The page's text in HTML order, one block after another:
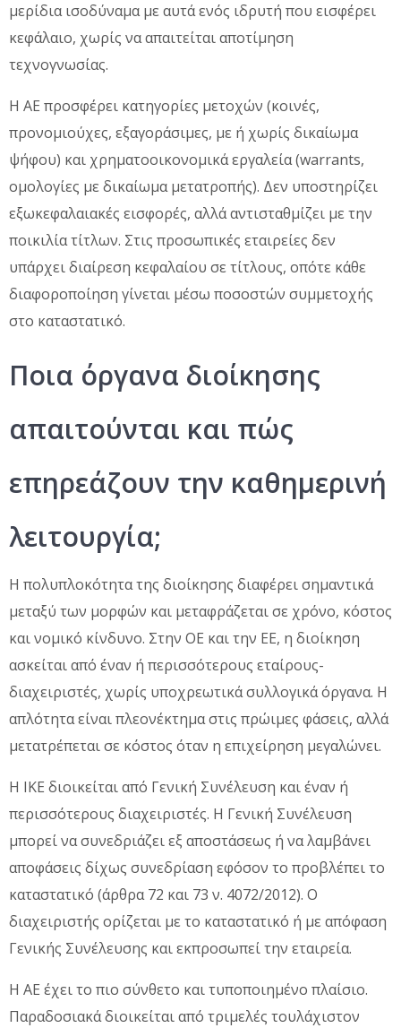
μερίδια ισοδύναμα με αυτά ενός ιδρυτή που εισφέρει
κεφάλαιο, χωρίς να απαιτείται αποτίμηση
τεχνογνωσίας.
Η ΑΕ προσφέρει κατηγορίες μετοχών (κοινές,
προνομιούχες, εξαγοράσιμες, με ή χωρίς δικαίωμα
ψήφου) και χρηματοοικονομικά εργαλεία (warrants,
ομολογίες με δικαίωμα μετατροπής). Δεν υποστηρίζει
εξωκεφαλαιακές εισφορές, αλλά αντισταθμίζει με την
ποικιλία τίτλων. Στις προσωπικές εταιρείες δεν
υπάρχει διαίρεση κεφαλαίου σε τίτλους, οπότε κάθε
διαφοροποίηση γίνεται μέσω ποσοστών συμμετοχής
στο καταστατικό.
Ποια όργανα διοίκησης
απαιτούνται και πώς
επηρεάζουν την καθημερινή
λειτουργία;
Η πολυπλοκότητα της διοίκησης διαφέρει σημαντικά
μεταξύ των μορφών και μεταφράζεται σε χρόνο, κόστος
και νομικό κίνδυνο. Στην ΟΕ και την ΕΕ, η διοίκηση
ασκείται από έναν ή περισσότερους εταίρους-
διαχειριστές, χωρίς υποχρεωτικά συλλογικά όργανα. Η
απλότητα είναι πλεονέκτημα στις πρώιμες φάσεις, αλλά
μετατρέπεται σε κόστος όταν η επιχείρηση μεγαλώνει.
Η ΙΚΕ διοικείται από Γενική Συνέλευση και έναν ή
περισσότερους διαχειριστές. Η Γενική Συνέλευση
μπορεί να συνεδριάζει εξ αποστάσεως ή να λαμβάνει
αποφάσεις δίχως συνεδρίαση εφόσον το προβλέπει το
καταστατικό (άρθρα 72 και 73 ν. 4072/2012). Ο
διαχειριστής ορίζεται με το καταστατικό ή με απόφαση
Γενικής Συνέλευσης και εκπροσωπεί την εταιρεία.
Η ΑΕ έχει το πιο σύνθετο και τυποποιημένο πλαίσιο.
Παραδοσιακά διοικείται από τριμελές τουλάχιστον